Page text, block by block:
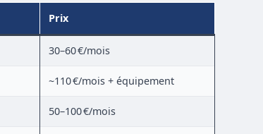
Prix
30–60 €/mois
~110 €/mois + équipement
50–100 €/mois